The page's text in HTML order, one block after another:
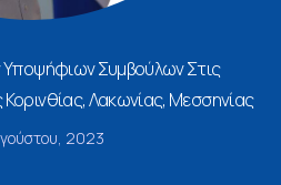
Συμβούλων Στις
Λακωνίας, Μεσσηνίας
2023